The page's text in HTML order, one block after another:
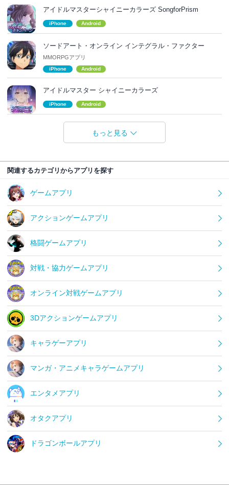
アイドルマスターシャイニーカラーズ SongforPrism
iPhone Android
ソードアート・オンライン インテグラル・ファクター
MMORPGアプリ
iPhone Android
アイドルマスター シャイニーカラーズ
iPhone Android
もっと見る
関連するカテゴリからアプリを探す
ゲームアプリ
アクションゲームアプリ
格闘ゲームアプリ
対戦・協力ゲームアプリ
オンライン対戦ゲームアプリ
3Dアクションゲームアプリ
キャラゲーアプリ
マンガ・アニメキャラゲームアプリ
エンタメアプリ
オタクアプリ
ドラゴンボールアプリ